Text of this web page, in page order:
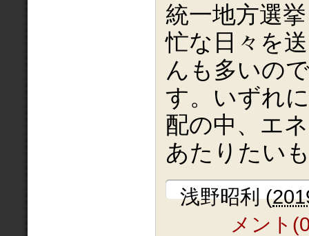
統一地方選
忙な日々を
んも多いの
す。いずれ
配の中、エ
あたりたい
浅野昭利(
メント